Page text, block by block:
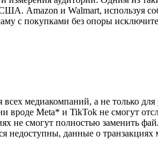
Amazon и Walmart, используя
с покупками без опоры
медиакомпаний, а не только
Meta* и TikTok не смогут
не смогут полностью заменить
данные о